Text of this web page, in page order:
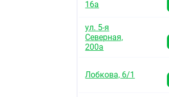
16а
ул. 5-я
Северная,
200а
Лобкова, 6/1